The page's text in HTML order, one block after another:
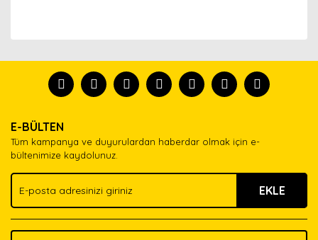
tanısın.
formunu kullanarak tarafımıza iletebilirsiniz.
Görüş ve önerileriniz için teşekkür ederiz.
Ürün açıklamasında eksik bilgiler bulunuyor.
Ürün bilgilerinde hatalar bulunuyor.
Ürün fiyatı diğer sitelerden daha pahalı.
Bu ürüne benzer farklı alternatifler olmalı.
E-BÜLTEN
Tüm kampanya ve duyurulardan haberdar olmak için e-
bültenimize kaydolunuz.
EKLE